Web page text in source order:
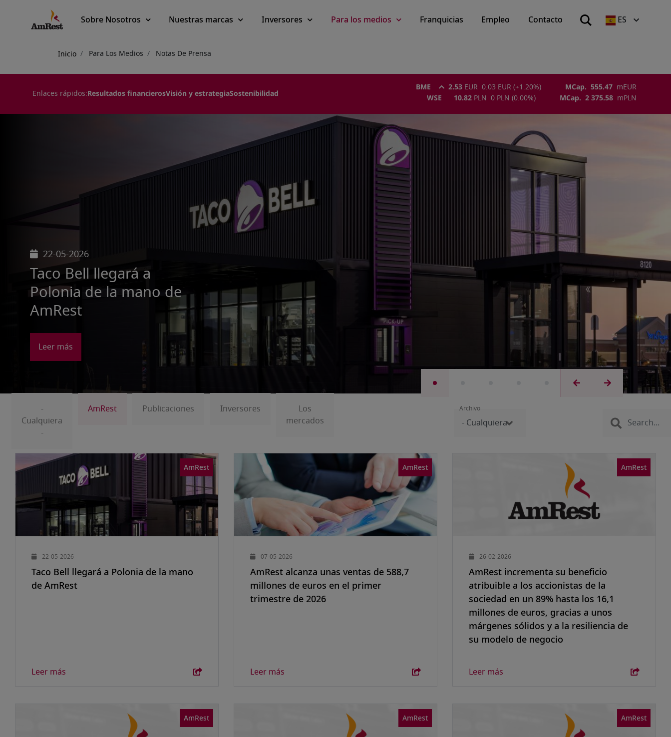
Main
Sobre Nosotros Nuestras marcas Inversores Para los medios Franquicias Empleo Contacto ES
Sobrescribir
enlaces
de
Inicio Para Los Medios Notas De Prensa
Enlaces rápidos: Resultados financierosVisión y estrategiaSostenibilidad
BME 2.53 EUR 0.03 EUR (+1.20%) MCap. 555.47 m EUR
WSE
10.82 PLN 0 PLN (0.00%) MCap. 2 375.58 m PLN
07-05-2026
AmRest alcanza unas ventas de 588,7
millones de euros en el primer trimestre
de 2026
Leer más
-
Cualquiera
-
AmRest Publicaciones Inversores
Los
mercados
Archivo
AmRest
22-05-2026
Taco Bell llegará a Polonia de la mano
de AmRest
Leer más
AmRest
07-05-2026
AmRest alcanza unas ventas de 588,7
millones de euros en el primer
trimestre de 2026
Leer más
AmRest
26-02-2026
AmRest incrementa su beneficio
atribuible a los accionistas de la
sociedad en un 89% hasta los 16,1
millones de euros, gracias a unos
márgenes sólidos y a la resiliencia de
su modelo de negocio
Leer más
AmRest AmRest AmRest